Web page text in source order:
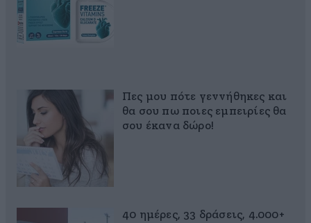
Πες μου πότε γεννήθηκες και
θα σου πω ποιες εμπειρίες θα
σου έκανα δώρο!
40 ημέρες, 33 δράσεις, 4.000+